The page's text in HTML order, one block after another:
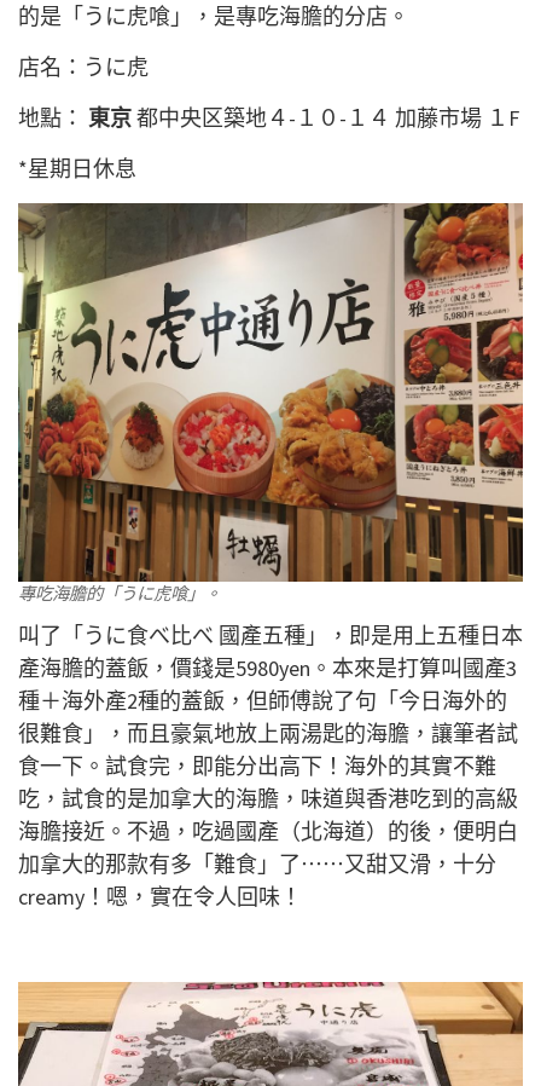
的是「うに虎喰」，是專吃海膽的分店。
店名：うに虎
地點： 東京都中央区築地４-１０-１４ 加藤市場 １F
*星期日休息
專吃海膽的「うに虎喰」。
叫了「うに食べ比べ 國產五種」，即是用上五種日本
產海膽的蓋飯，價錢是5980yen。本來是打算叫國產3
種＋海外產2種的蓋飯，但師傅說了句「今日海外的
很難食」，而且豪氣地放上兩湯匙的海膽，讓筆者試
食一下。試食完，即能分出高下！海外的其實不難
吃，試食的是加拿大的海膽，味道與香港吃到的高級
海膽接近。不過，吃過國產（北海道）的後，便明白
加拿大的那款有多「難食」了⋯⋯又甜又滑，十分
creamy！嗯，實在令人回味！